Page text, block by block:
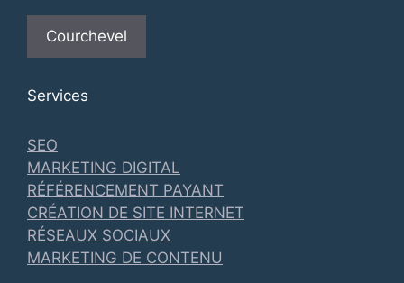
Courchevel
Services
SEO
MARKETING DIGITAL
RÉFÉRENCEMENT PAYANT
CRÉATION DE SITE INTERNET
RÉSEAUX SOCIAUX
MARKETING DE CONTENU